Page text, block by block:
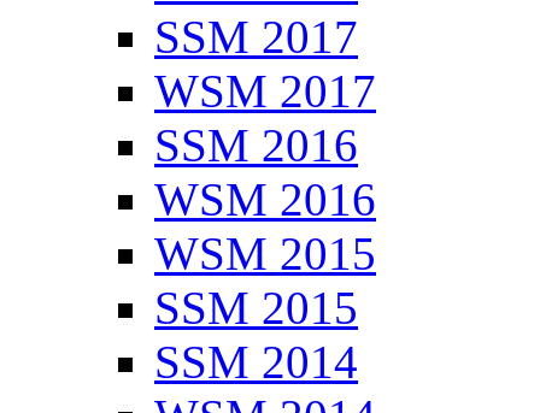
SSM 2017
WSM 2017
SSM 2016
WSM 2016
WSM 2015
SSM 2015
SSM 2014